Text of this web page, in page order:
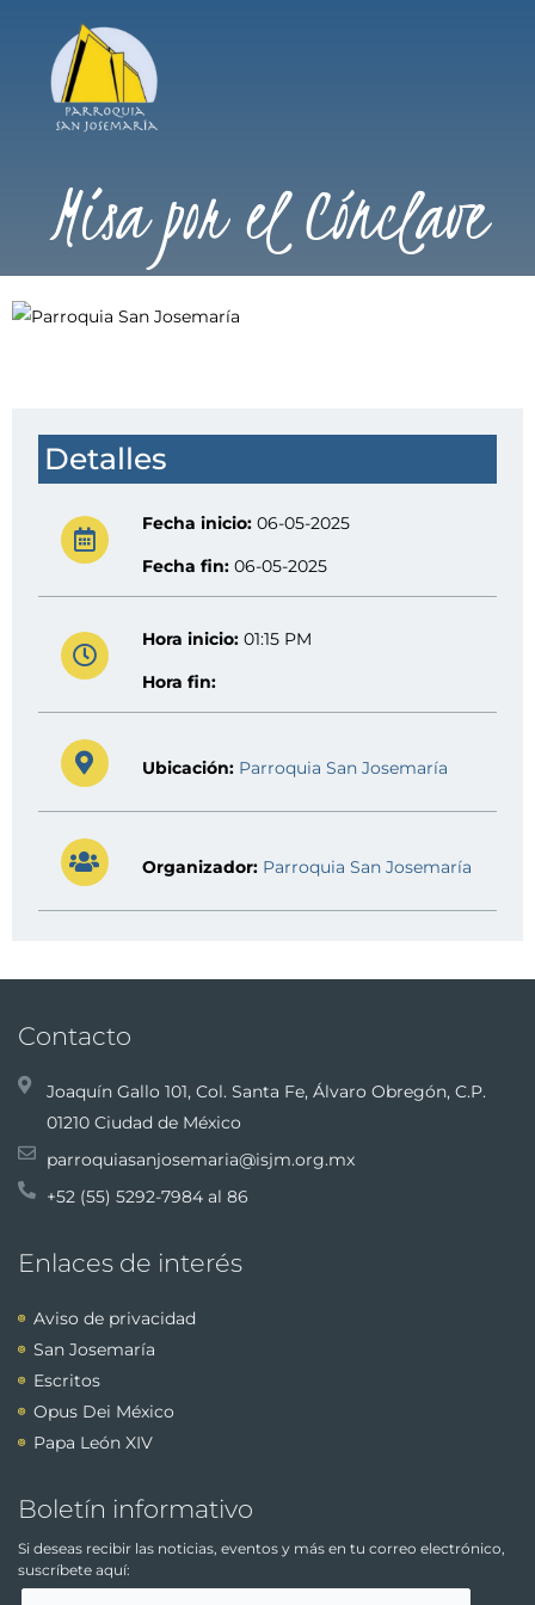
Misa por el Cónclave
Detalles
Fecha inicio:06-05-2025
Fecha fin:06-05-2025
Hora inicio:01:15 PM
Hora fin:
Ubicación: Parroquia San Josemaría
Organizador: Parroquia San Josemaría
Contacto
Joaquín Gallo 101, Col. Santa Fe, Álvaro Obregón, C.P.
01210 Ciudad de México
parroquiasanjosemaria@isjm.org.mx
+52 (55) 5292-7984 al 86
Enlaces de interés
Aviso de privacidad
San Josemaría
Escritos
Opus Dei México
Papa León XIV
Boletín informativo
Si deseas recibir las noticias, eventos y más en tu correo electrónico,
suscríbete aquí: